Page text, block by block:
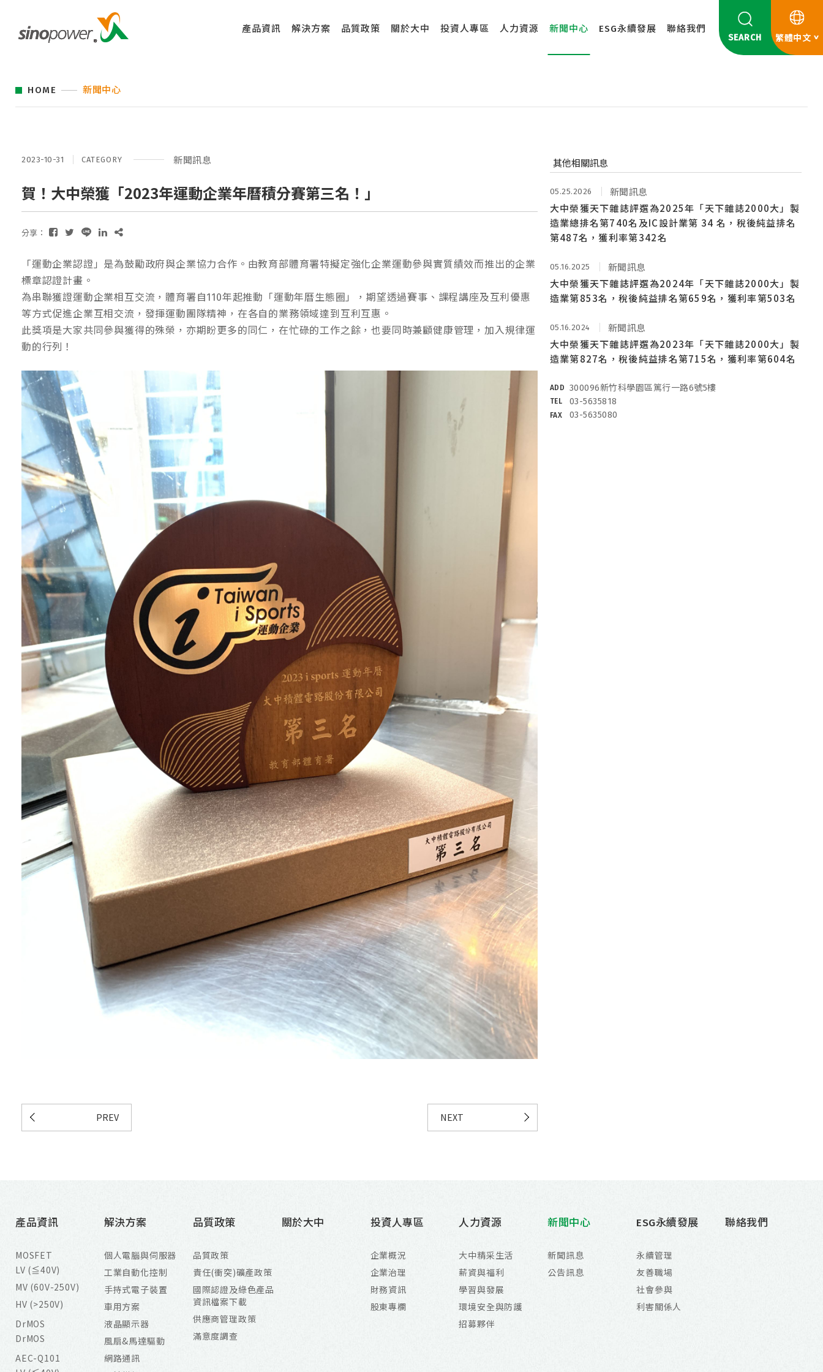
產品資訊 解決方案 品質政策 關於大中 投資人專區 人力資源 新聞中心 ESG永續發展 聯絡我們
SEARCH 繁體中文
HOME 新聞中心
2023-10-31 CATEGORY 新聞訊息
賀！大中榮獲「2023年運動企業年曆積分賽第三名！」
分享：
「運動企業認證」是為鼓勵政府與企業協力合作。由教育部體育署特擬定強化企業運動參與實質績效而推出的企業
標章認證計畫。
為串聯獲證運動企業相互交流，體育署自110年起推動「運動年曆生態圈」，期望透過賽事、課程講座及互利優惠
等方式促進企業互相交流，發揮運動團隊精神，在各自的業務領域達到互利互惠。
此獎項是大家共同參與獲得的殊榮，亦期盼更多的同仁，在忙碌的工作之餘，也要同時兼顧健康管理，加入規律運
動的行列！
PREV NEXT
其他相關訊息
05.25.2026 新聞訊息
大中榮獲天下雜誌評選為2025年「天下雜誌2000大」製
造業總排名第740名及IC設計業第 34 名，稅後純益排名
第487名，獲利率第342名
05.16.2025 新聞訊息
大中榮獲天下雜誌評選為2024年「天下雜誌2000大」製
造業第853名，稅後純益排名第659名，獲利率第503名
05.16.2024 新聞訊息
大中榮獲天下雜誌評選為2023年「天下雜誌2000大」製
造業第827名，稅後純益排名第715名，獲利率第604名
ADD 300096新竹科學園區篤行一路6號5樓
TEL 03-5635818
FAX 03-5635080
產品資訊
MOSFET
LV (≦40V)
MV (60V-250V)
HV (>250V)
DrMOS
DrMOS
AEC-Q101
解決方案
個人電腦與伺服器
工業自動化控制
手持式電子裝置
車用方案
液晶顯示器
風扇&馬達驅動
網路通訊
品質政策
品質政策
責任(衝突)礦產政策
國際認證及綠色產品
資訊檔案下載
供應商管理政策
滿意度調查
關於大中 投資人專區
企業概況
企業治理
財務資訊
股東專欄
人力資源
大中精采生活
薪資與福利
學習與發展
環境安全與防護
招募夥伴
新聞中心
新聞訊息
公告訊息
ESG永續發展
永續管理
友善職場
社會參與
利害關係人
聯絡我們